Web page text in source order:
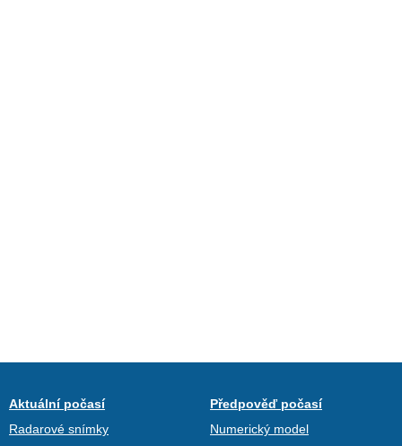
Aktuální počasí
Radarové snímky
Předpověď počasí
Numerický model